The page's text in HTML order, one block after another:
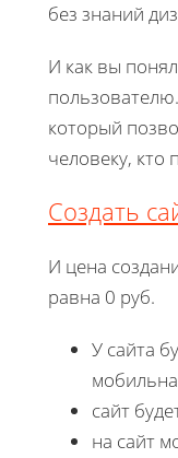
без знаний
И как вы
который
человеку, кто
Создать
И цена
равна 0 руб.
У сайта
сайт
на сайт